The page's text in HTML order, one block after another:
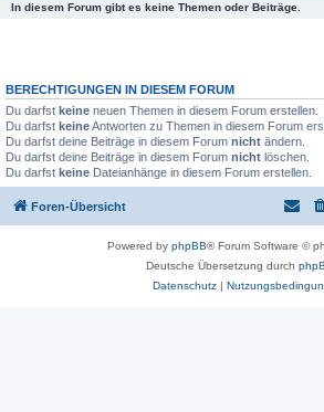
In diesem Forum gibt es keine Themen oder Beiträge.
BERECHTIGUNGEN IN DIESEM FORUM
Du darfst keine neuen Themen in diesem Forum erstellen.
Du darfst keineAntworten zu Themen in diesem Forum
Du darfst deine Beiträge in diesem Forum nicht ändern.
Du darfst deine Beiträge in diesem Forum nicht löschen.
Du darfst keine Dateianhänge in diesem Forum erstellen.
Foren-Übersicht
Powered by phpBB® Forum Software ©
Deutsche Übersetzung durch
Datenschutz|